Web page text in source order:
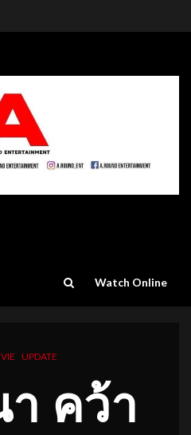
Watch Online
UPDATE
คว้า